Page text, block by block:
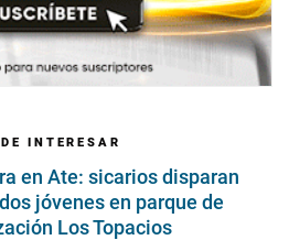
INTERESAR
en Ate: sicarios disparan
jóvenes en parque de
Los Topacios